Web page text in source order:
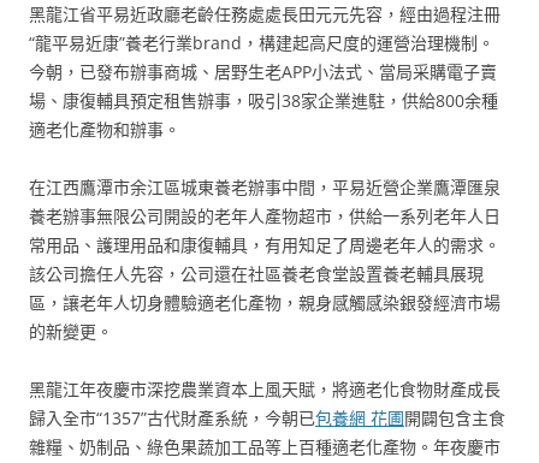
黑龍江省平易近政廳老齡任務處處長田元元先容，經由過程注冊
“龍平易近康”養老行業brand，構建起高尺度的運營治理機制。
今朝，已發布辦事商城、居野生老APP小法式、當局采購電子賣
場、康復輔具預定租售辦事，吸引38家企業進駐，供給800余種
適老化產物和辦事。
在江西鷹潭市余江區城東養老辦事中間，平易近營企業鷹潭匯泉
養老辦事無限公司開設的老年人產物超市，供給一系列老年人日
常用品、護理用品和康復輔具，有用知足了周邊老年人的需求。
該公司擔任人先容，公司還在社區養老食堂設置養老輔具展現
區，讓老年人切身體驗適老化產物，親身感觸感染銀發經濟市場
的新變更。
黑龍江年夜慶市深挖農業資本上風天賦，將適老化食物財產成長
歸入全市“1357”古代財產系統，今朝已包養網 花圃開闢包含主食
雜糧、奶制品、綠色果蔬加工品等上百種適老化產物。年夜慶市